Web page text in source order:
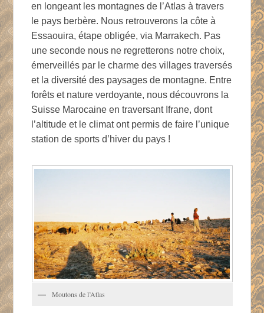
en longeant les montagnes de l’Atlas à travers
le pays berbère. Nous retrouverons la côte à
Essaouira, étape obligée, via Marrakech. Pas
une seconde nous ne regretterons notre choix,
émerveillés par le charme des villages traversés
et la diversité des paysages de montagne. Entre
forêts et nature verdoyante, nous découvrons la
Suisse Marocaine en traversant Ifrane, dont
l’altitude et le climat ont permis de faire l’unique
station de sports d’hiver du pays !
Moutons de l’Atlas